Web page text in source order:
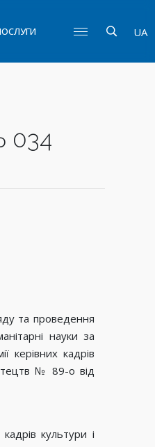
UA
034
та проведення
науки за
керівних кадрів
№ 89-о від
культури і